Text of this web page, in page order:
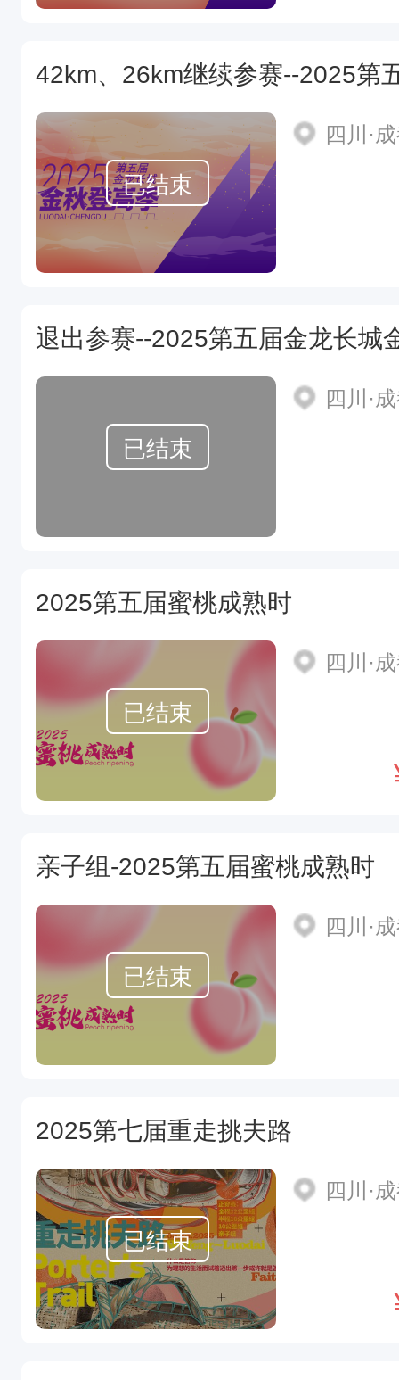
已结束
四川·
退出参赛--2025第五届金龙长城
已结束
四川·
2025第五届蜜桃成熟时
已结束
四川·
亲子组-2025第五届蜜桃成熟时
已结束
四川·
2025第七届重走挑夫路
已结束
四川·